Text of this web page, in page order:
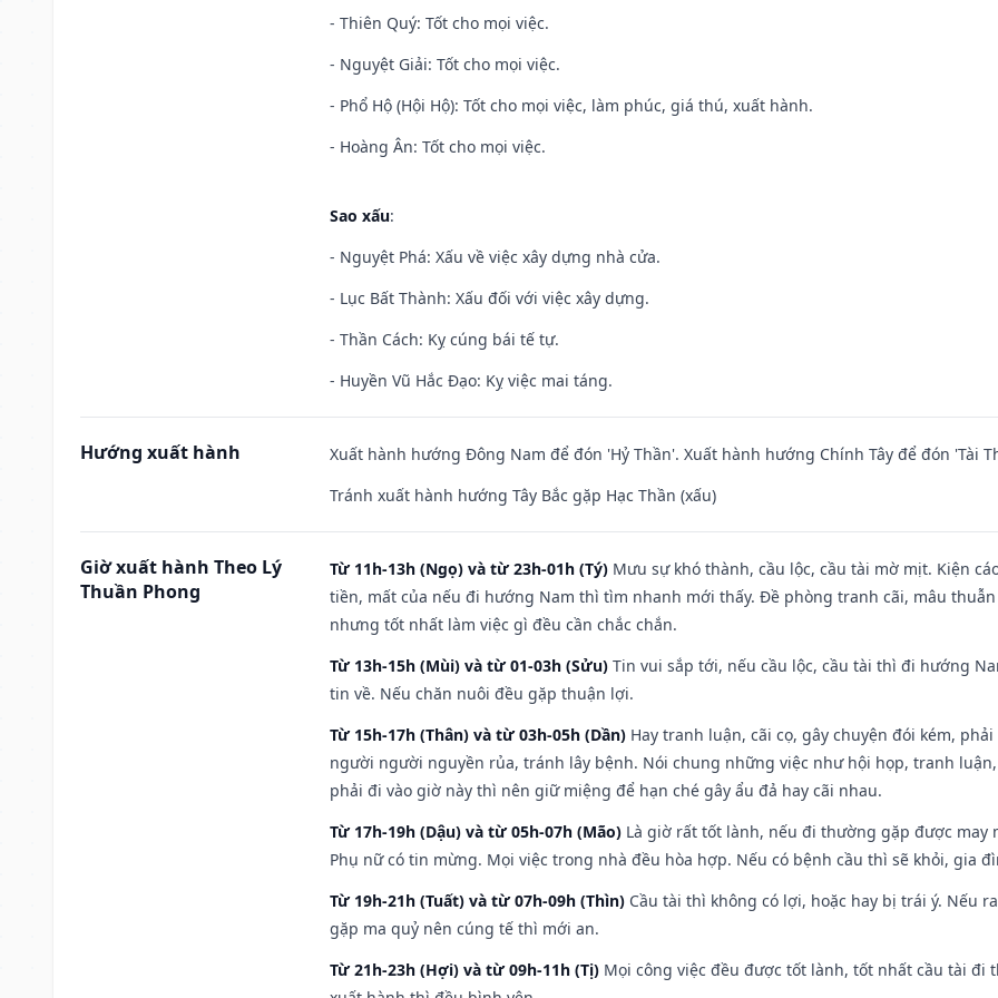
- Thiên Quý: Tốt cho mọi việc.
- Nguyệt Giải: Tốt cho mọi việc.
- Phổ Hộ (Hội Hộ): Tốt cho mọi việc, làm phúc, giá thú, xuất hành.
- Hoàng Ân: Tốt cho mọi việc.
Sao xấu:
- Nguyệt Phá: Xấu về việc xây dựng nhà cửa.
- Lục Bất Thành: Xấu đối với việc xây dựng.
- Thần Cách: Kỵ cúng bái tế tự.
- Huyền Vũ Hắc Đạo: Kỵ việc mai táng.
Hướng xuất hành
Xuất hành hướng Đông Nam để đón 'Hỷ Thần'. Xuất hành hướng Chính Tây để đón 'Tài
Tránh xuất hành hướng Tây Bắc gặp Hạc Thần (xấu)
Giờ xuất hành Theo Lý
Thuần Phong
Từ 11h-13h (Ngọ) và từ 23h-01h (Tý) Mưu sự khó thành, cầu lộc, cầu tài mờ mịt. Kiện
tiền, mất của nếu đi hướng Nam thì tìm nhanh mới thấy. Đề phòng tranh cãi, mâu
nhưng tốt nhất làm việc gì đều cần chắc chắn.
Từ 13h-15h (Mùi) và từ 01-03h (Sửu) Tin vui sắp tới, nếu cầu lộc, cầu tài thì đi hướng
tin về. Nếu chăn nuôi đều gặp thuận lợi.
Từ 15h-17h (Thân) và từ 03h-05h (Dần) Hay tranh luận, cãi cọ, gây chuyện đói kém,
người người nguyền rủa, tránh lây bệnh. Nói chung những việc như hội họp, tranh
phải đi vào giờ này thì nên giữ miệng để hạn ché gây ẩu đả hay cãi nhau.
Từ 17h-19h (Dậu) và từ 05h-07h (Mão) Là giờ rất tốt lành, nếu đi thường gặp được may
Phụ nữ có tin mừng. Mọi việc trong nhà đều hòa hợp. Nếu có bệnh cầu thì sẽ khỏi, gia
Từ 19h-21h (Tuất) và từ 07h-09h (Thìn) Cầu tài thì không có lợi, hoặc hay bị trái ý. Nếu
gặp ma quỷ nên cúng tế thì mới an.
Từ 21h-23h (Hợi) và từ 09h-11h (Tị) Mọi công việc đều được tốt lành, tốt nhất cầu tài đi